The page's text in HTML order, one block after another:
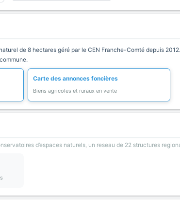
de 8 hectares géré par le CEN Franche-Comté depuis
Carte des annonces foncières
Biens agricoles et ruraux en vente
d’espaces naturels, un reseau de 22 structures